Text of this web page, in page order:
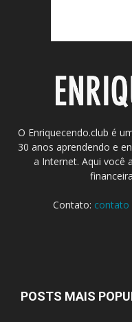
O Enriquecendo.club é
30 anos aprendendo e
a Internet. Aqui você
Contato: contato
POSTS MAIS